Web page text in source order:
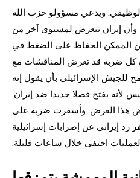
ويدعي مسؤولو حزب الله
وأن إيران تتعرض لمستوى آخر من
من الممكن الحفاظ على الضغط في
كل ضربة قد تعرض المناقشات مع
للجيش الإسرائيلي بأن يقول إنه
لأنه يفتح فصلا جديدا ضد إيران.
هذا العرض. وأسفرت ضربة على
رد إيراني عن إضرابات إسرائيلية
اختفى خلال ساعات قليلة.